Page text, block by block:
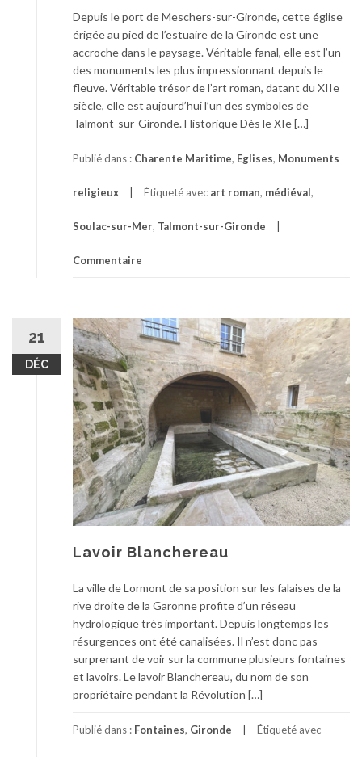
Depuis le port de Meschers-sur-Gironde, cette église
érigée au pied de l’estuaire de la Gironde est une
accroche dans le paysage. Véritable fanal, elle est l’un
des monuments les plus impressionnant depuis le
fleuve. Véritable trésor de l’art roman, datant du XIIe
siècle, elle est aujourd’hui l’un des symboles de
Talmont-sur-Gironde. Historique Dès le XIe […]
Publié dans : Charente Maritime, Eglises, Monuments
religieux Étiqueté avec art roman, médiéval,
Soulac-sur-Mer, Talmont-sur-Gironde
Commentaire
21
DÉC
Lavoir Blanchereau
La ville de Lormont de sa position sur les falaises de la
rive droite de la Garonne profite d’un réseau
hydrologique très important. Depuis longtemps les
résurgences ont été canalisées. Il n’est donc pas
surprenant de voir sur la commune plusieurs fontaines
et lavoirs. Le lavoir Blanchereau, du nom de son
propriétaire pendant la Révolution […]
Publié dans : Fontaines, Gironde Étiqueté avec